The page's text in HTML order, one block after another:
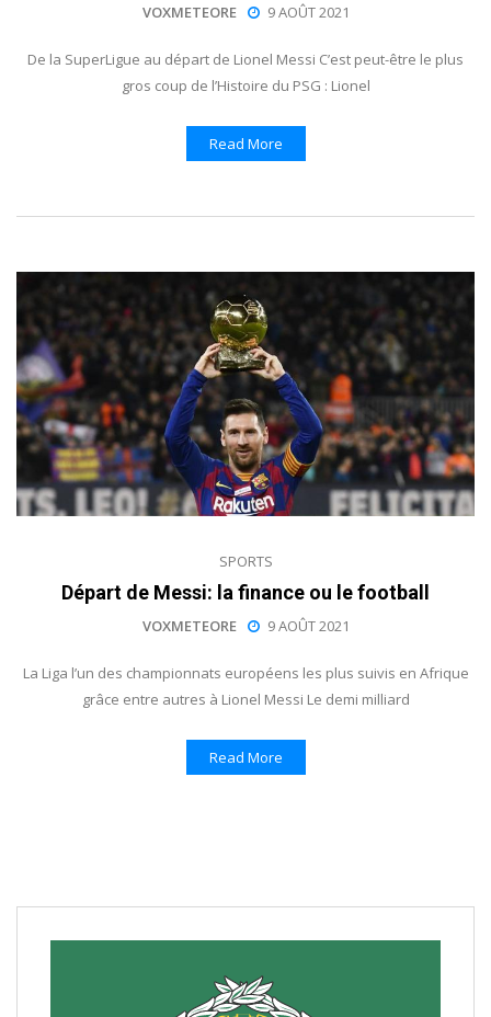
VOXMETEORE 9 AOÛT 2021
De la SuperLigue au départ de Lionel Messi C’est peut-être le plus
gros coup de l’Histoire du PSG : Lionel
Read More
SPORTS
Départ de Messi: la finance ou le football
VOXMETEORE 9 AOÛT 2021
La Liga l’un des championnats européens les plus suivis en Afrique
grâce entre autres à Lionel Messi Le demi milliard
Read More